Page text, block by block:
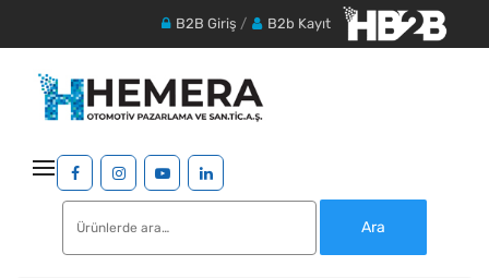
B2B Giriş / B2b Kayıt
Ara